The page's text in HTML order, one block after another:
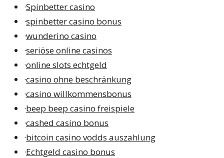
·Spinbetter casino
·spinbetter casino bonus
·wunderino casino
·seriöse online casinos
·online slots echtgeld
·casino ohne beschränkung
·casino willkommensbonus
·beep beep casino freispiele
·cashed casino bonus
·bitcoin casino vodds auszahlung
·Echtgeld casino bonus